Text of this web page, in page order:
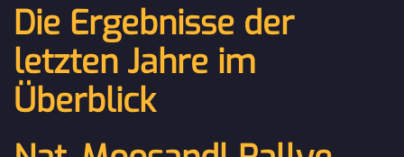
Die Ergebnisse der
letzten Jahre im
Überblick